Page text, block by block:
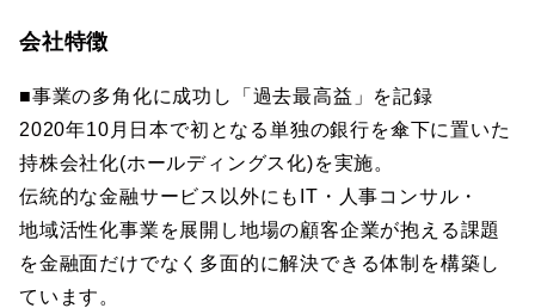
会社特徴
■事業の多角化に成功し「過去最高益」を記録
2020年10月日本で初となる単独の銀行を傘下に置いた
持株会社化(ホールディングス化)を実施。
伝統的な金融サービス以外にもIT・人事コンサル・
地域活性化事業を展開し地場の顧客企業が抱える課題
を金融面だけでなく多面的に解決できる体制を構築し
ています。